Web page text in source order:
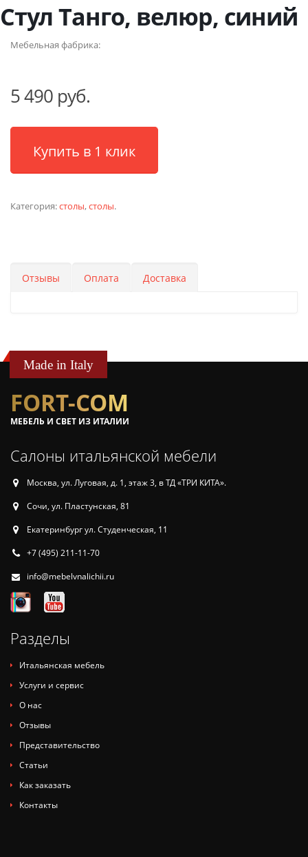
Стул Танго, велюр, синий
Мебельная фабрика:
5 490 руб.
Купить в 1 клик
Категория:столы,столы.
Отзывы Оплата Доставка
Made in Italy
FORT-COM
МЕБЕЛЬ И СВЕТ ИЗ ИТАЛИИ
Салоны итальянской мебели
Москва, ул. Луговая, д. 1, этаж 3, в ТД «ТРИ КИТА».
Сочи, ул. Пластунская, 81
Екатеринбург ул. Студенческая, 11
+7 (495) 211-11-70
info@mebelvnalichii.ru
Разделы
Итальянская мебель
Услуги и сервис
О нас
Отзывы
Представительство
Статьи
Как заказать
Контакты